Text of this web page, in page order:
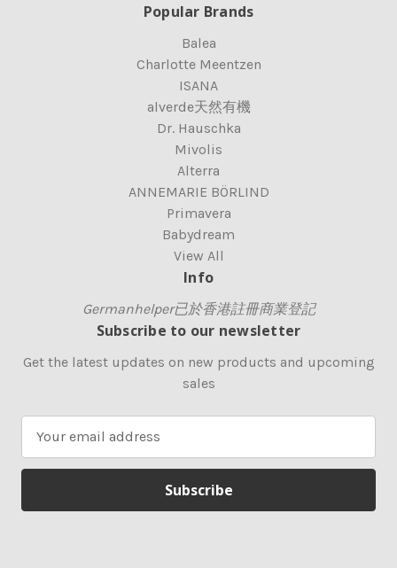
Popular Brands
Balea
Charlotte Meentzen
ISANA
alverde天然有機
Dr. Hauschka
Mivolis
Alterra
ANNEMARIE BÖRLIND
Primavera
Babydream
View All
Info
Germanhelper已於香港註冊商業登記
Subscribe to our newsletter
Get the latest updates on new products and upcoming
sales
a
l